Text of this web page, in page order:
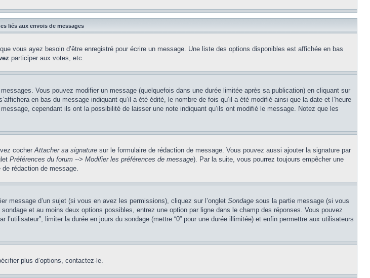
liés aux envois de messages
vous ayez besoin d’être enregistré pour écrire un message. Une liste des options disponibles est affichée en bas
participer aux votes, etc.
Vous pouvez modifier un message (quelquefois dans une durée limitée après sa publication) en cliquant sur
en bas du message indiquant qu’il a été édité, le nombre de fois qu’il a été modifié ainsi que la date et l’heure
cependant ils ont la possibilité de laisser une note indiquant qu’ils ont modifié le message. Notez que les
cocherAttacher sa signature sur le formulaire de rédaction de message. Vous pouvez aussi ajouter la signature par
Préférences du forum --> Modifier les préférences de message). Par la suite, vous pourrez toujours empêcher une
de rédaction de message.
message d’un sujet (si vous en avez les permissions), cliquez sur l’onglet Sondage sous la partie message (si vous
et au moins deux options possibles, entrez une option par ligne dans le champ des réponses. Vous pouvez
limiter la durée en jours du sondage (mettre “0” pour une durée illimitée) et enfin permettre aux utilisateurs
plus d’options, contactez-le.